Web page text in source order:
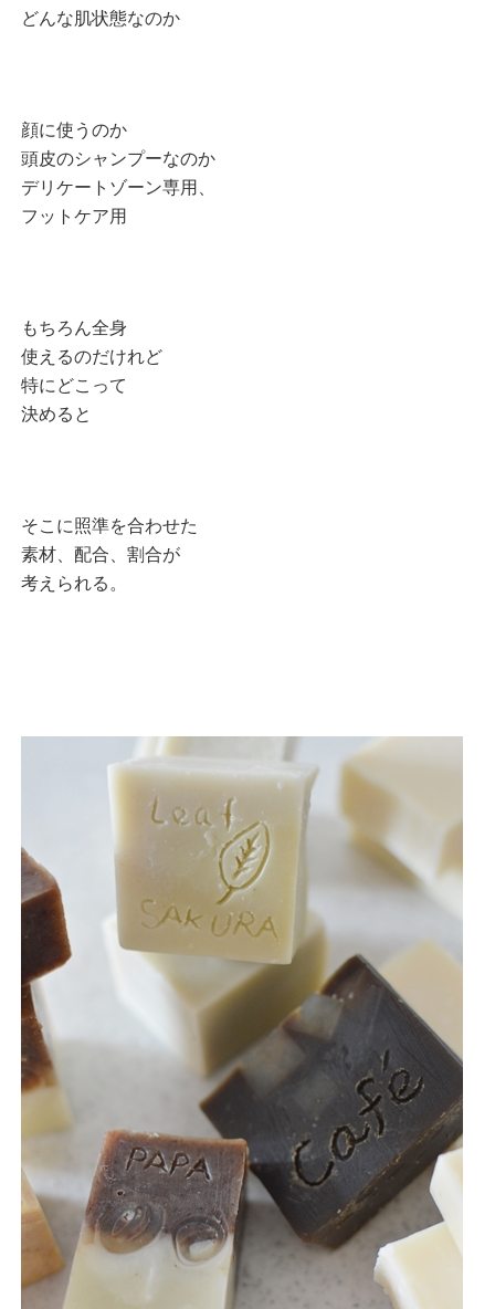
どんな肌状態なのか
顔に使うのか
頭皮のシャンプーなのか
デリケートゾーン専用、
フットケア用
もちろん全身
使えるのだけれど
特にどこって
決めると
そこに照準を合わせた
素材、配合、割合が
考えられる。